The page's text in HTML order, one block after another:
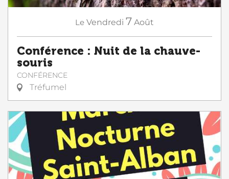
Le Vendredi 7 Août
Conférence : Nuit de la chauve-
souris
CONFÉRENCE
Tréfumel